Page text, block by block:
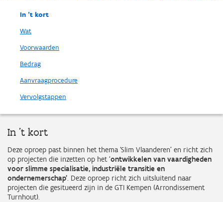
In 't kort
Wat
Voorwaarden
Bedrag
Aanvraagprocedure
Vervolgstappen
In 't kort
Deze oproep past binnen het thema ‘Slim Vlaanderen’ en richt zich
op projecten die inzetten op het ‘ontwikkelen van vaardigheden
voor slimme specialisatie, industriële transitie en
ondernemerschap’. Deze oproep richt zich uitsluitend naar
projecten die gesitueerd zijn in de GTI Kempen (Arrondissement
Turnhout).